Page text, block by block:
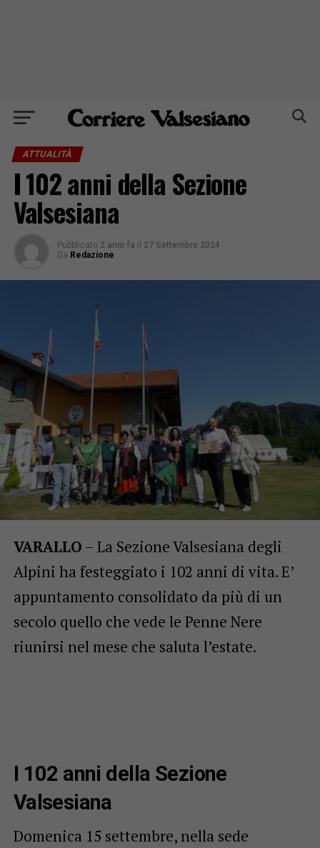
ATTUALITÀ
I 102 anni della Sezione
Valsesiana
Pubblicato 2 anni fa il 27 Settembre 2024
Da Redazione
VARALLO – La Sezione Valsesiana degli
Alpini ha festeggiato i 102 anni di vita. E’
appuntamento consolidato da più di un
secolo quello che vede le Penne Nere
riunirsi nel mese che saluta l’estate.
I 102 anni della Sezione
Valsesiana
Domenica 15 settembre, nella sede